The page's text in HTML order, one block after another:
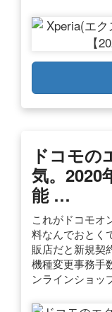
ドコモの
気。2020
能 …
これがドコモオ
料なんでおとく
販店だと新規契
機種変更事務手
ンラインショッ